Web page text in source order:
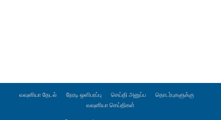
வவுனியா தேடல் நேரடி ஒளிபரப்பு செய்தி அனுப்ப
தொடர்புகளுக்கு
வவுனியா செய்திகள்